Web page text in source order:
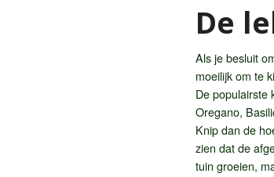
De
Als je besluit
moeilijk om te
De populairste
Oregano,
Knip dan de
zien dat de
tuin groeien,